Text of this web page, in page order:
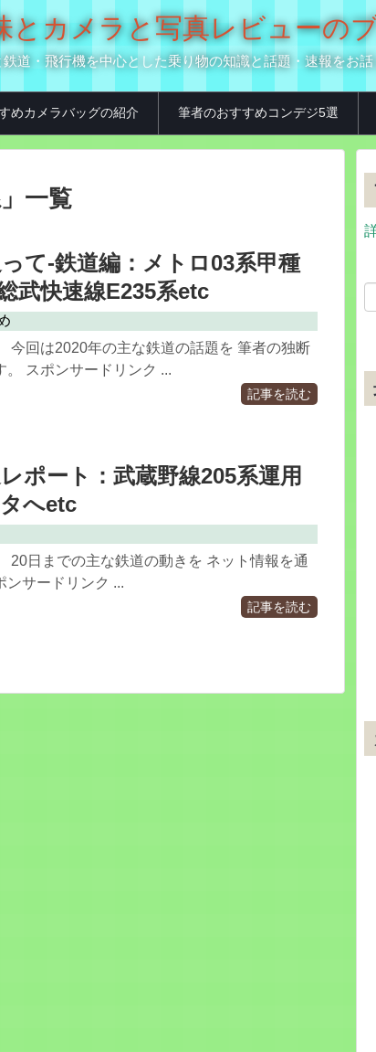
とカメラと写真レビューの
道・飛行機を中心とした乗り物の知識と話題・速報をお話
めカメラバッグの紹介 筆者のおすすめコンデジ5選
」 一覧
て-鉄道編：メトロ03系甲種
武快速線E235系etc
今回は2020年の主な鉄道の話題を 筆者の独断
。 スポンサードリンク ...
記事を読む
ポート：武蔵野線205系運用
へetc
20日までの主な鉄道の動きを ネット情報を通
ンサードリンク ...
記事を読む